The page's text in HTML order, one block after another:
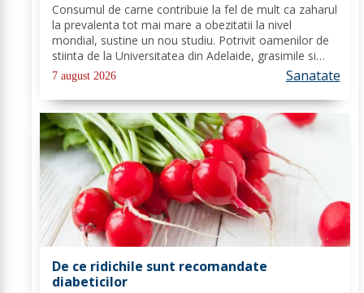
Consumul de carne contribuie la fel de mult ca zaharul
la prevalenta tot mai mare a obezitatii la nivel
mondial, sustine un nou studiu. Potrivit oamenilor de
stiinta de la Universitatea din Adelaide, grasimile si
carbohidratii ne pot oferi suficienta energie pentru a
satisface cererile...
7 august 2026 Sanatate
De ce ridichile sunt recomandate
diabeticilor